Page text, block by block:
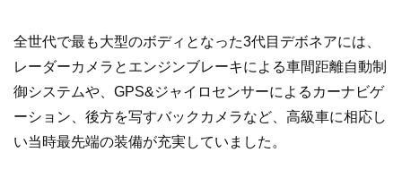
全世代で最も大型のボディとなった3代目デボネアには、
レーダーカメラとエンジンブレーキによる車間距離自動制
御システムや、GPS&ジャイロセンサーによるカーナビゲ
ーション、後方を写すバックカメラなど、高級車に相応し
い当時最先端の装備が充実していました。